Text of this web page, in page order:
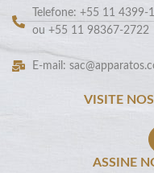
Telefone: +55 11 4399-
ou +55 11 98367-2722
E-mail:
VISITE
ASSINE